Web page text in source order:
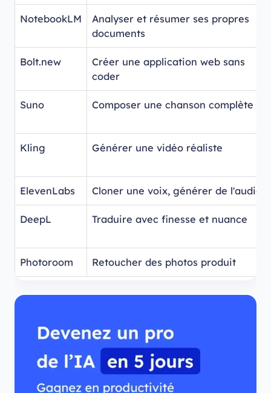
NotebookLM
Analyser et résumer ses propres
documents
Bolt.new
Créer une application web sans
coder
Suno Composer une chanson complète
Kling Générer une vidéo réaliste
ElevenLabs Cloner une voix, générer de l'audio
DeepL Traduire avec finesse et nuance
Photoroom Retoucher des photos produit